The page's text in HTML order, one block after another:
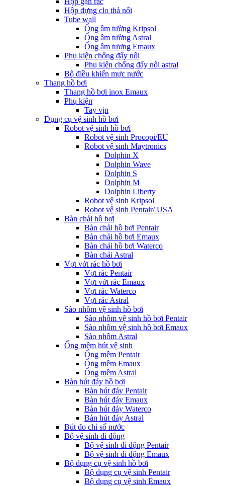
Hộp đựng clo thả nổi
Tube wall
Ống âm tường Kripsol
Ống âm tường Astral
Ống âm tương Emaux
Phụ kiện chống đẩy nổi
Phụ kiện chống đẩy nổi astral
Bộ điều khiển mực nước
Thang hồ bơi
Thang hồ bơi inox Emaux
Phụ kiện
Tay vịn
Dụng cụ vệ sinh hồ bơi
Robot vệ sinh hồ bơi
Robot vệ sinh Procopi/EU
Robot vệ sinh Maytronics
Dolphin X
Dolphin Wave
Dolphin S
Dolphin M
Dolphin Liberty
Robot vệ sinh Kripsol
Robot vệ sinh Pentair/ USA
Bàn chải hồ bơi
Bàn chải hồ bơi Pentair
Bàn chải hồ bơi Emaux
Bàn chải hồ bơi Waterco
Bàn chải Astral
Vợt vớt rác hồ bơi
Vợt rác Pentair
Vợt vớt rác Emaux
Vợt rác Waterco
Vợt rác Astral
Sào nhôm vệ sinh hồ bơi
Sào nhôm vệ sinh hồ bơi Pentair
Sào nhôm vệ sinh hồ bơi Emaux
Sào nhôm Astral
Ống mềm hút vệ sinh
Ống mềm Pentair
Ống mềm Emaux
Ống mềm Astral
Bàn hút đáy hồ bơi
Bàn hút đáy Pentair
Bàn hút đáy Emaux
Bàn hút đáy Waterco
Bàn hút đáy Astral
Bút đo chỉ số nước
Bộ vệ sinh di động
Bộ vệ sinh di động Pentair
Bộ vệ sinh di động Emaux
Bộ dụng cụ vệ sinh hồ bơi
Bộ dụng cụ vệ sinh Pentair
Bộ dụng cụ vệ sinh Emaux